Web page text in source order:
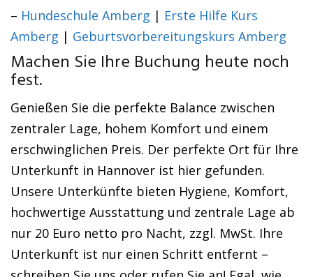
– Hundeschule Amberg | Erste Hilfe Kurs
Amberg | Geburtsvorbereitungskurs Amberg
Machen Sie Ihre Buchung heute noch
fest.
Genießen Sie die perfekte Balance zwischen
zentraler Lage, hohem Komfort und einem
erschwinglichen Preis. Der perfekte Ort für Ihre
Unterkunft in Hannover ist hier gefunden.
Unsere Unterkünfte bieten Hygiene, Komfort,
hochwertige Ausstattung und zentrale Lage ab
nur 20 Euro netto pro Nacht, zzgl. MwSt. Ihre
Unterkunft ist nur einen Schritt entfernt –